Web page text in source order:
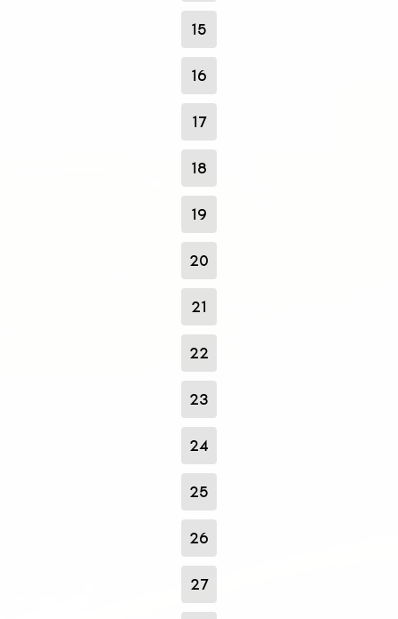
15
16
17
18
19
20
21
22
23
24
25
26
27